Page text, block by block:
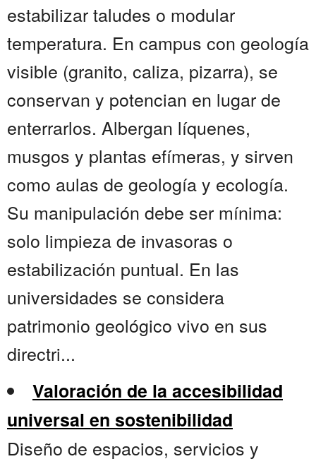
estabilizar taludes o modular
temperatura. En campus con geología
visible (granito, caliza, pizarra), se
conservan y potencian en lugar de
enterrarlos. Albergan líquenes,
musgos y plantas efímeras, y sirven
como aulas de geología y ecología.
Su manipulación debe ser mínima:
solo limpieza de invasoras o
estabilización puntual. En las
universidades se considera
patrimonio geológico vivo en sus
directri...
Valoración de la accesibilidad
universal en sostenibilidad
Diseño de espacios, servicios y